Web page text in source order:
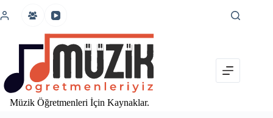
atla
Müzik Öğretmenleri İçin Kaynaklar.